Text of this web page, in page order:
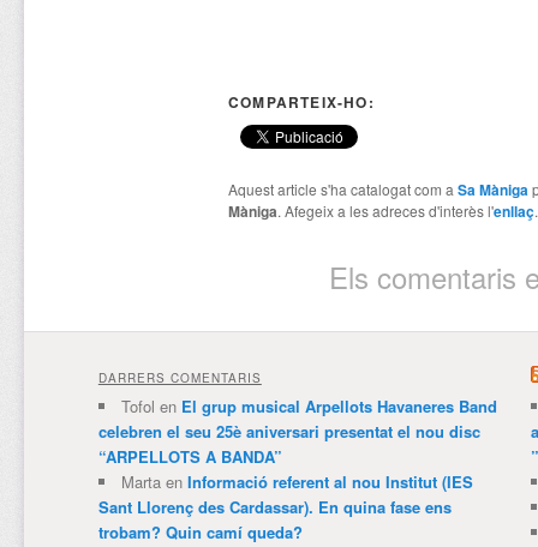
COMPARTEIX-HO:
Aquest article s'ha catalogat com a Sa Màniga
Màniga. Afegeix a les adreces d'interès l'enllaç.
Els comentaris
DARRERS COMENTARIS
Tofol en El grup musical Arpellots Havaneres Band
celebren el seu 25è aniversari presentat el nou disc
“ARPELLOTS A BANDA”
Martaen Informació referent al nou Institut (IES
Sant Llorenç des Cardassar). En quina fase ens
trobam? Quin camí queda?
”